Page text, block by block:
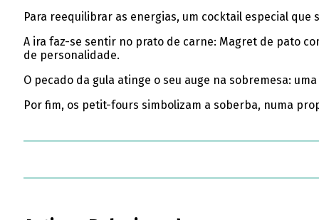
Para reequilibrar as energias, um cocktail especial
A ira faz-se sentir no prato de carne: Magret de pato
de personalidade.
O pecado da gula atinge o seu auge na sobremesa:
Por fim, os petit-fours simbolizam a soberba, numa